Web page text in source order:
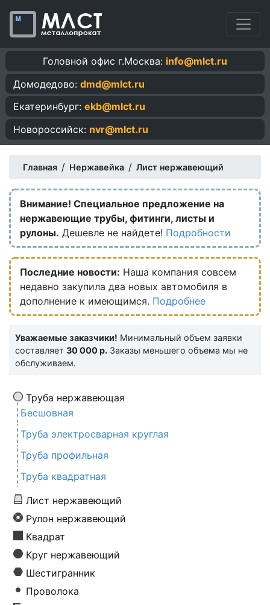
Головной офис г.Москва: info@mlct.ru
Домодедово: dmd@mlct.ru
Екатеринбург: ekb@mlct.ru
Новороссийск: nvr@mlct.ru
Главная / Нержавейка / Лист нержавеющий
Внимание! Специальное предложение на
нержавеющие трубы, фитинги, листы и
рулоны. Дешевле не найдете! Подробности
Последние новости: Наша компания совсем
недавно закупила два новых автомобиля в
дополнение к имеющимся. Подробнее
Уважаемые заказчики! Минимальный объем заявки
составляет 30 000 р. Заказы меньшего объема мы не
обслуживаем.
Труба нержавеющая
Бесшовная
Труба электросварная круглая
Труба профильная
Труба квадратная
Лист нержавеющий
Рулон нержавеющий
Квадрат
Круг нержавеющий
Шестигранник
Проволока